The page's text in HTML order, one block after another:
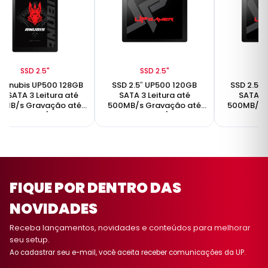
SSD 2.5"
Anubis UP500 128GB
SATA 3 Leitura até
s Gravação até
500MB/s
SSD 2.5"
SSD 2.5″ UP500 120GB
SATA 3 Leitura até
500MB/s Gravação até
450MB/s
SSD 2.5″
SATA
500MB/s
FIQUE POR DENTRO DAS
NOVIDADES
Receba lançamentos, novidades e conteúdos para melhorar
seu setup.
Ao cadastrar seu e-mail, você aceita receber comunicações da UP.